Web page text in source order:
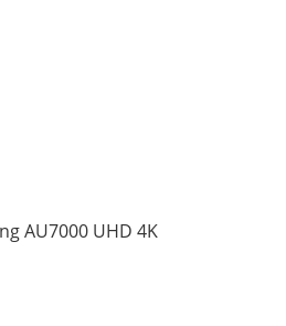
AU7000 UHD 4K